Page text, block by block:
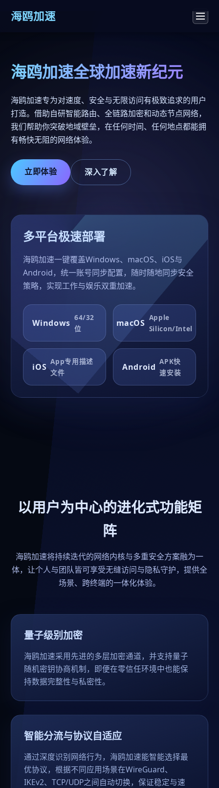
海鸥加速
海鸥加速全球加速新纪元
海鸥加速专为对速度、安全与无限访问有极致追求的用户
打造。借助自研智能路由、全链路加密和动态节点网络，
我们帮助你突破地域壁垒，在任何时间、任何地点都能拥
有畅快无阻的网络体验。
立即体验 深入了解
多平台极速部署
海鸥加速一键覆盖Windows、macOS、iOS与
Android，统一账号同步配置，随时随地同步安全
策略，实现工作与娱乐双重加速。
Windows 64/32
位
macOS Apple
Silicon/Intel
iOS App专用描述
文件
Android APK快
速安装
以用户为中心的进化式功能矩
阵
海鸥加速将持续迭代的网络内核与多重安全方案融为一
体，让个人与团队皆可享受无缝访问与隐私守护，提供全
场景、跨终端的一体化体验。
量子级别加密
海鸥加速采用先进的多层加密通道，并支持量子
随机密钥协商机制，即便在零信任环境中也能保
持数据完整性与私密性。
智能分流与协议自适应
通过深度识别网络行为，海鸥加速能智能选择最
优协议，根据不同应用场景在WireGuard、
IKEv2、TCP/UDP之间自动切换，保证稳定与速